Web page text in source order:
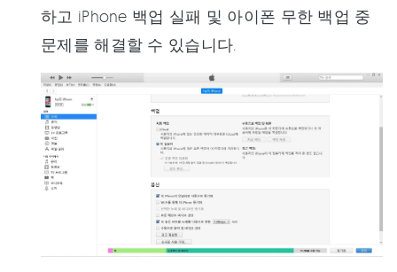
하고 iPhone 백업 실패 및 아이폰 무한 백업 중
문제를 해결할 수 있습니다.